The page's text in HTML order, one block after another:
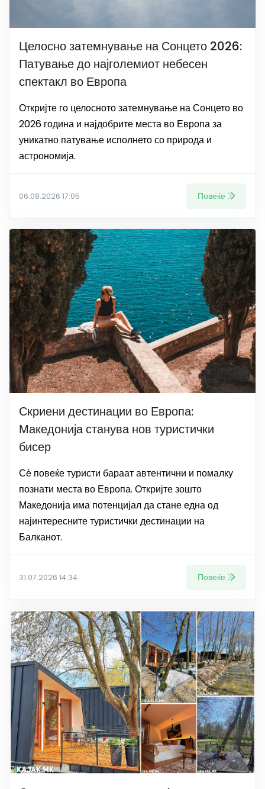
Целосно затемнување на Сонцето 2026:
Патување до најголемиот небесен
спектакл во Европа
Откријте го целосното затемнување на Сонцето во
2026 година и најдобрите места во Европа за
уникатно патување исполнето со природа и
астрономија.
06.08.2026 17:05 Повеќе
Скриени дестинации во Европа:
Македонија станува нов туристички
бисер
Сѐ повеќе туристи бараат автентични и помалку
познати места во Европа. Откријте зошто
Македонија има потенцијал да стане една од
најинтересните туристички дестинации на
Балканот.
31.07.2026 14:34 Повеќе